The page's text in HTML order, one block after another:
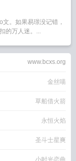
。如果易璟没记错，
的万人迷。...
www.bcxs.org
金丝喵
草船借火箭
永恒火焰
圣斗士星爽
小时光恋曲